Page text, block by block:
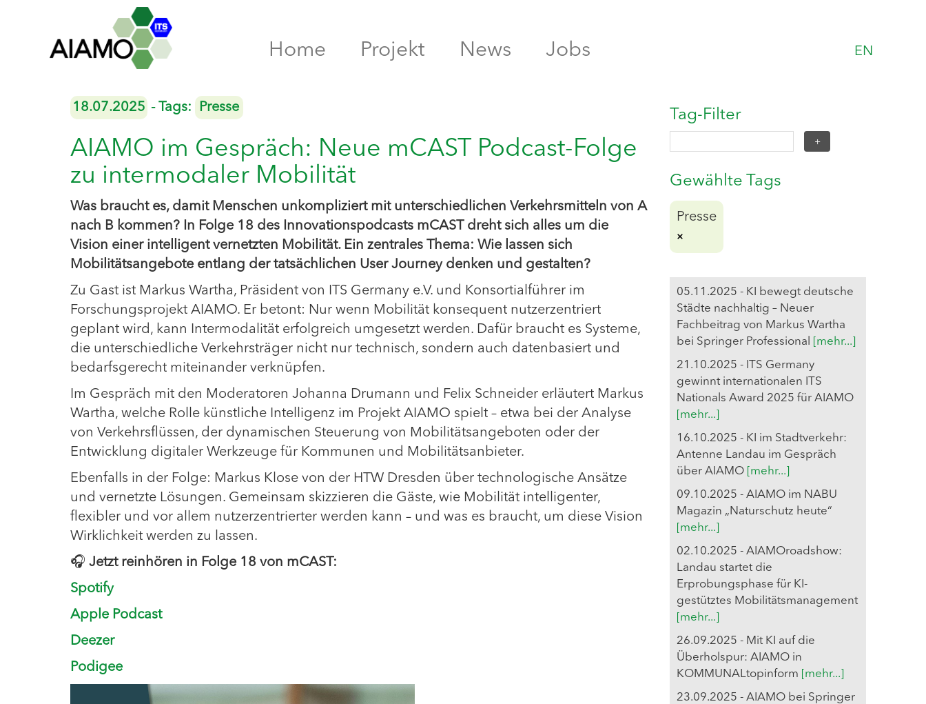
Home Projekt News Jobs EN
18.07.2025 - Tags: Presse
AIAMO im Gespräch: Neue mCAST Podcast-Folge
zu intermodaler Mobilität
Was braucht es, damit Menschen unkompliziert mit unterschiedlichen Verkehrsmitteln von A
nach B kommen? In Folge 18 des Innovationspodcasts mCAST dreht sich alles um die
Vision einer intelligent vernetzten Mobilität. Ein zentrales Thema: Wie lassen sich
Mobilitätsangebote entlang der tatsächlichen User Journey denken und gestalten?
Zu Gast ist Markus Wartha, Präsident von ITS Germany e.V. und Konsortialführer im
Forschungsprojekt AIAMO. Er betont: Nur wenn Mobilität konsequent nutzerzentriert
geplant wird, kann Intermodalität erfolgreich umgesetzt werden. Dafür braucht es Systeme,
die unterschiedliche Verkehrsträger nicht nur technisch, sondern auch datenbasiert und
bedarfsgerecht miteinander verknüpfen.
Im Gespräch mit den Moderatoren Johanna Drumann und Felix Schneider erläutert Markus
Wartha, welche Rolle künstliche Intelligenz im Projekt AIAMO spielt – etwa bei der Analyse
von Verkehrsflüssen, der dynamischen Steuerung von Mobilitätsangeboten oder der
Entwicklung digitaler Werkzeuge für Kommunen und Mobilitätsanbieter.
Ebenfalls in der Folge: Markus Klose von der HTW Dresden über technologische Ansätze
und vernetzte Lösungen. Gemeinsam skizzieren die Gäste, wie Mobilität intelligenter,
flexibler und vor allem nutzerzentrierter werden kann – und was es braucht, um diese Vision
Wirklichkeit werden zu lassen.
🎧 Jetzt reinhören in Folge 18 von mCAST:
Spotify
Apple Podcast
Deezer
Podigee
Tag-Filter
Gewählte Tags
Presse
05.11.2025 - KI bewegt deutsche
Städte nachhaltig – Neuer
Fachbeitrag von Markus Wartha
bei Springer Professional
[mehr...]
21.10.2025 - ITS Germany
gewinnt internationalen ITS
Nationals Award 2025 für AIAMO
[mehr...]
16.10.2025 - KI im Stadtverkehr:
Antenne Landau im Gespräch
über AIAMO [mehr...]
09.10.2025 - AIAMO im NABU
Magazin „Naturschutz heute“
[mehr...]
02.10.2025 - AIAMOroadshow:
Landau startet die
Erprobungsphase für KI-
gestütztes Mobilitätsmanagement
[mehr...]
26.09.2025 - Mit KI auf die
Überholspur: AIAMO in
KOMMUNALtopinform
[mehr...]
23.09.2025 - AIAMO bei Springer